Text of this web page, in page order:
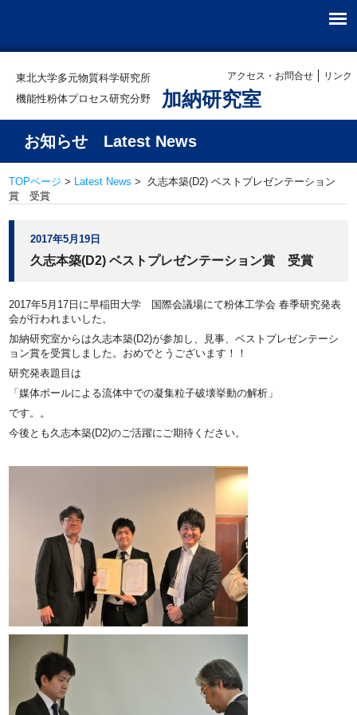
東北大学多元物質科学研究所
機能性粉体プロセス研究分野
加納研究室
アクセス・お問合せ リンク
お知らせ Latest News
TOPページ > Latest News > 久志本築(D2) ベストプレゼンテーション
賞 受賞
2017年5月19日
久志本築(D2) ベストプレゼンテーション賞 受賞
2017年5月17日に早稲田大学 国際会議場にて粉体工学会 春季研究発表
会が行われまいした。
加納研究室からは久志本築(D2)が参加し、見事、ベストプレゼンテーシ
ョン賞を受賞しました。おめでとうございます！！
研究発表題目は
「媒体ボールによる流体中での凝集粒子破壊挙動の解析」
です。。
今後とも久志本築(D2)のご活躍にご期待ください。